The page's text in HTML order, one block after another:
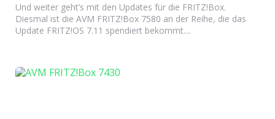
Und weiter geht’s mit den Updates für die FRITZ!Box.
Diesmal ist die AVM FRITZ!Box 7580 an der Reihe, die das
Update FRITZ!OS 7.11 spendiert bekommt....